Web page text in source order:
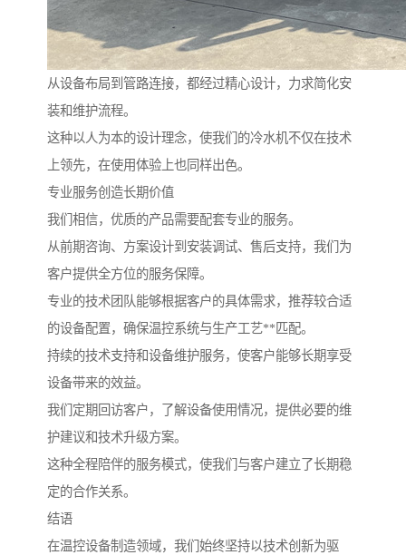
从设备布局到管路连接，都经过精心设计，力求简化安
装和维护流程。
这种以人为本的设计理念，使我们的冷水机不仅在技术
上领先，在使用体验上也同样出色。
专业服务创造长期价值
我们相信，优质的产品需要配套专业的服务。
从前期咨询、方案设计到安装调试、售后支持，我们为
客户提供全方位的服务保障。
专业的技术团队能够根据客户的具体需求，推荐较合适
的设备配置，确保温控系统与生产工艺**匹配。
持续的技术支持和设备维护服务，使客户能够长期享受
设备带来的效益。
我们定期回访客户，了解设备使用情况，提供必要的维
护建议和技术升级方案。
这种全程陪伴的服务模式，使我们与客户建立了长期稳
定的合作关系。
结语
在温控设备制造领域，我们始终坚持以技术创新为驱